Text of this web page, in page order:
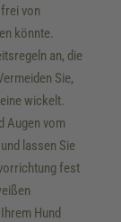
von
könnte.
an, die
Sie,
wickelt.
Augen vom
lassen Sie
fest
Hund